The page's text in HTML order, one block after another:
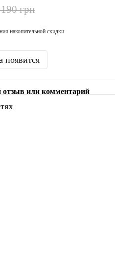
грн
накопительной скидки
появится
или комментарий